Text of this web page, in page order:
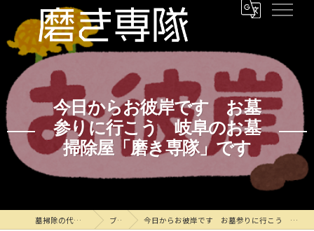
今日からお彼岸です お墓
参りに行こう 岐阜のお墓
掃除屋「磨き専隊」です
墓掃除の代行なら磨き専隊 ブログ 今日からお彼岸です お墓参りに行こう 岐阜のお墓掃除屋「磨き専隊」です